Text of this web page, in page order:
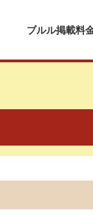
ブルル掲載料